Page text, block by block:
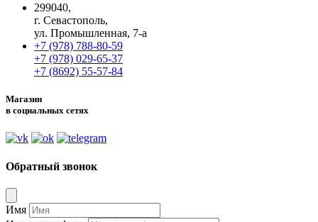
299040,
г. Севастополь,
ул. Промышленная, 7-а
+7 (978) 788-80-59
+7 (978) 029-65-37
+7 (8692) 55-57-84
Магазин
в социальных сетях
Обратный звонок
Имя